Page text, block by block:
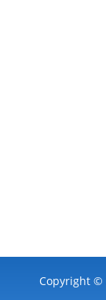
Copyright ©